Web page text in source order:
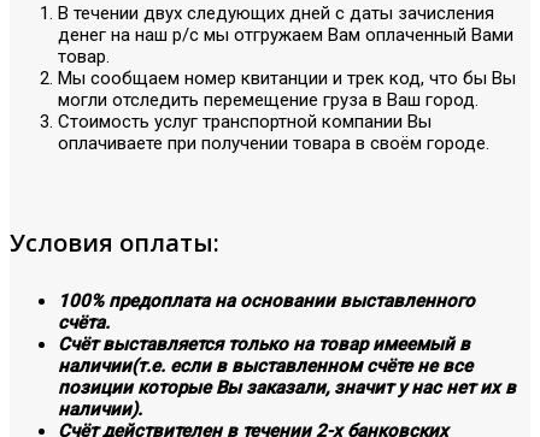
В течении двух следующих дней с даты зачисления
денег на наш р/с мы отгружаем Вам оплаченный Вами
товар.
Мы сообщаем номер квитанции и трек код, что бы Вы
могли отследить перемещение груза в Ваш город.
Стоимость услуг транспортной компании Вы
оплачиваете при получении товара в своём городе.
Условия оплаты:
100% предоплата на основании выставленного
счёта.
Счёт выставляется только на товар имеемый в
наличии(т.е. если в выставленном счёте не все
позиции которые Вы заказали, значит у нас нет их в
наличии).
Счёт действителен в течении 2-х банковских